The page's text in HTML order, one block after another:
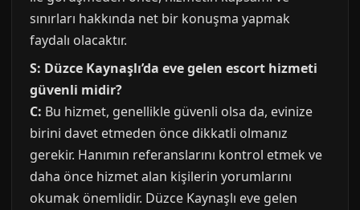
sınırları hakkında net bir konuşma yapmak
faydalı olacaktır.
S: Düzce Kaynaşlı’da eve gelen escort hizmeti
güvenli midir?
C: Bu hizmet, genellikle güvenli olsa da, evinize
birini davet etmeden önce dikkatli olmanız
gerekir. Hanımın referanslarını kontrol etmek ve
daha önce hizmet alan kişilerin yorumlarını
okumak önemlidir. Düzce Kaynaşlı eve gelen